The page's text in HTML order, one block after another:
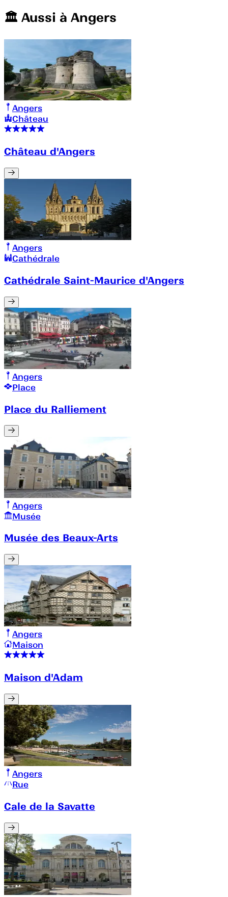
🏛️️ Aussi à Angers
Angers
Château
Château d'Angers
Angers
Cathédrale
Cathédrale Saint-Maurice d'Angers
Angers
Place
Place du Ralliement
Angers
Musée
Musée des Beaux-Arts
Angers
Maison
Maison d'Adam
Angers
Rue
Cale de la Savatte